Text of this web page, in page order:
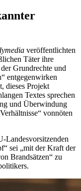
veröffentlichten
Täter ihre
Grundrechte und
entgegenwirken
dieses Projekt
Textes sprechen
und Überwindung
vonnöten
Landesvorsitzenden
sei „mit der Kraft der
Brandsätzen“ zu